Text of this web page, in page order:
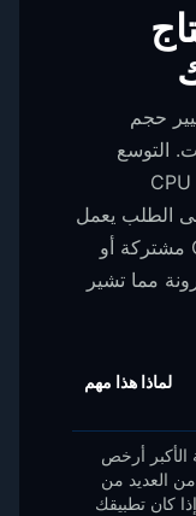
حجم
التوسع
التلقائي المعتمد على CPU مرتبط بخطط CPU
الطلب يعمل
لمكونات الخدمة المؤهلة على خطط CPU مشتركة أو
مما تشير
لماذا هذا مهم
الأكبر أرخص
من العديد من
كان تطبيقك